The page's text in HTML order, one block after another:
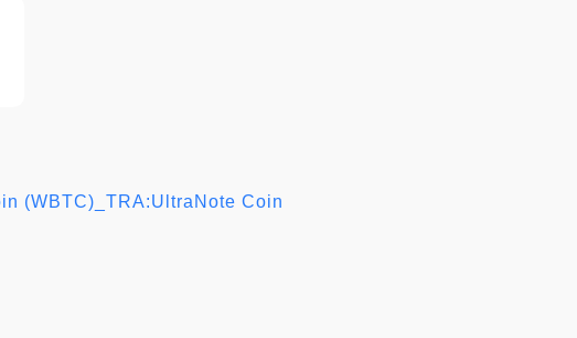
(WBTC)_TRA:UltraNote Coin